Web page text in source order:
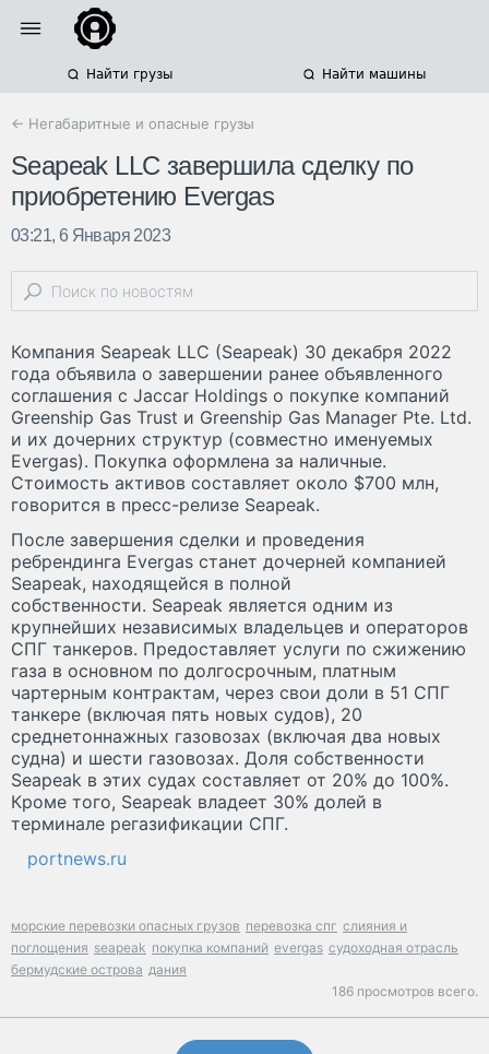
Найти грузы Найти машины
← Негабаритные и опасные грузы
Seapeak LLC завершила сделку по
приобретению Evergas
03:21, 6 Января 2023
Компания Seapeak LLC (Seapeak) 30 декабря 2022
года объявила о завершении ранее объявленного
соглашения с Jaccar Holdings о покупке компаний
Greenship Gas Trust и Greenship Gas Manager Pte. Ltd.
и их дочерних структур (совместно именуемых
Evergas). Покупка оформлена за наличные.
Стоимость активов составляет около $700 млн,
говорится в пресс-релизе Seapeak.
После завершения сделки и проведения
ребрендинга Evergas станет дочерней компанией
Seapeak, находящейся в полной
собственности. Seapeak является одним из
крупнейших независимых владельцев и операторов
СПГ танкеров. Предоставляет услуги по сжижению
газа в основном по долгосрочным, платным
чартерным контрактам, через свои доли в 51 СПГ
танкере (включая пять новых судов), 20
среднетоннажных газовозах (включая два новых
судна) и шести газовозах. Доля собственности
Seapeak в этих судах составляет от 20% до 100%.
Кроме того, Seapeak владеет 30% долей в
терминале регазификации СПГ.
portnews.ru
морские перевозки опасных грузов перевозка спг слияния и
поглощения seapeak покупка компаний evergas судоходная отрасль
бермудские острова дания
186 просмотров всего.